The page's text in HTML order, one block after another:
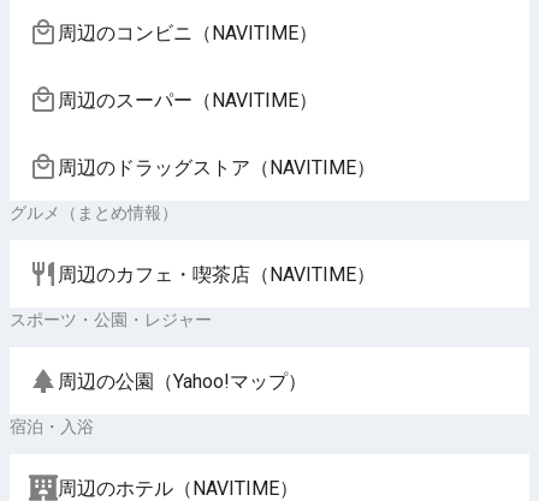
周辺のコンビニ（NAVITIME）
周辺のスーパー（NAVITIME）
周辺のドラッグストア（NAVITIME）
グルメ（まとめ情報）
周辺のカフェ・喫茶店（NAVITIME）
スポーツ・公園・レジャー
周辺の公園（Yahoo!マップ）
宿泊・入浴
周辺のホテル（NAVITIME）